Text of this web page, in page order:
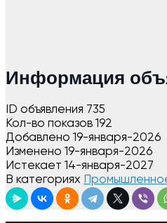
Информация
ID объявления 735
Кол-во показов 192
Добавлено 19-января-2026
Изменено 19-января-2026
Истекает 14-января-2027
В категориях